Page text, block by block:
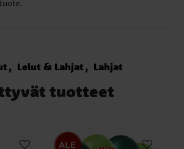
Lelut & Lahjat Lahjat
tuotteet